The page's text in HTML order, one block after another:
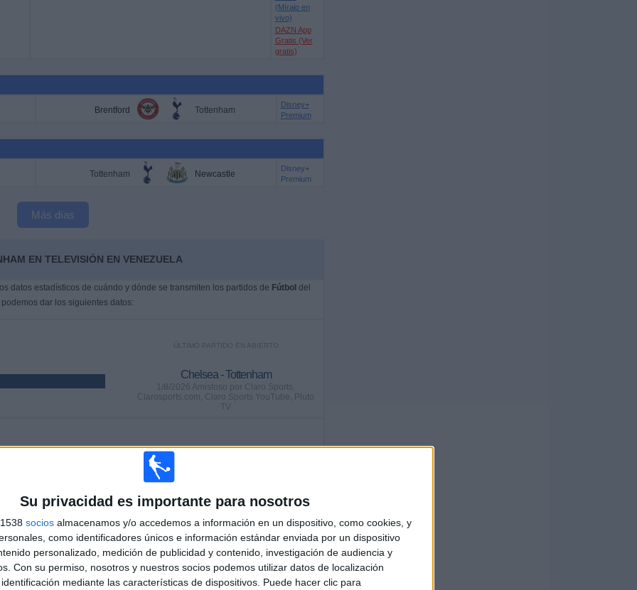
Su privacidad es importante para nosotros
socios almacenamos y/o accedemos a información en un dispositivo, como cookies, y
como identificadores únicos e información estándar enviada por un dispositivo
personalizado, medición de publicidad y contenido, investigación de audiencia y
Con su permiso, nosotros y nuestros socios podemos utilizar datos de localización
mediante las características de dispositivos. Puede hacer clic para
(Míralo en
vivo)
DAZN App
Gratis (Ver
gratis)
Brentford Tottenham
Disney+
Premium
Tottenham Newcastle
Disney+
Premium
Más días
EN TELEVISIÓN EN VENEZUELA
datos estadísticos de cuándo y dónde se transmiten los partidos de Fútbol del
podemos dar los siguientes datos:
ÚLTIMO PARTIDO EN ABIERTO
Chelsea - Tottenham
1/8/2026 Amistoso por Claro Sports,
Clarosports.com, Claro Sports YouTube, Pluto
TV
CANALES TV
SIN PARTIDO
GRATUÍTO
PARTIDOS
CONSECUTIVOS
DE PAGO